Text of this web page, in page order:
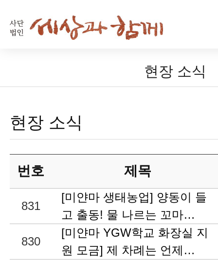
현장 소식
현장 소식
번호 제목
831
[미얀마 생태농업] 양동이 들
고 출동! 물 나르는 꼬마…
830
[미얀마 YGW학교 화장실 지
원 모금] 제 차례는 언제…